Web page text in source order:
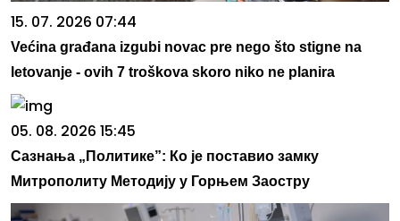
15. 07. 2026 07:44
Većina građana izgubi novac pre nego što stigne na
letovanje - ovih 7 troškova skoro niko ne planira
05. 08. 2026 15:45
Сазнања „Политике”: Ко је поставио замку
Митрополиту Методију у Горњем Заостру